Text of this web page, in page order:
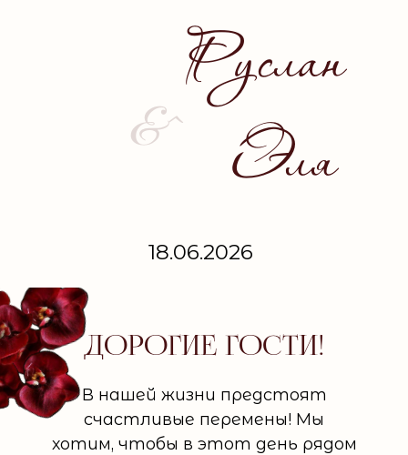
Руслан
Эля
&^
18.06.2026
ДОРОГИЕ ГОСТИ!
В нашей жизни предстоят
счастливые перемены! Мы
хотим, чтобы в этот день рядом